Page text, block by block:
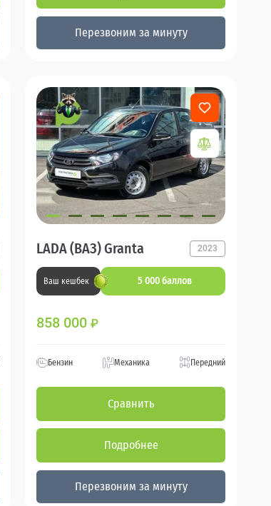
Перезвоним за минуту
LADA (ВАЗ) Granta 2023
Ваш кешбек 5 000 баллов
858 000 ₽
Бензин Механика Передний
Сравнить
Подробнее
Перезвоним за минуту